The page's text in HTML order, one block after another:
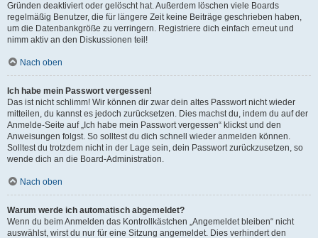
Gründen deaktiviert oder gelöscht hat. Außerdem löschen viele Boards
regelmäßig Benutzer, die für längere Zeit keine Beiträge geschrieben haben,
um die Datenbankgröße zu verringern. Registriere dich einfach erneut und
nimm aktiv an den Diskussionen teil!
Nach oben
Ich habe mein Passwort vergessen!
Das ist nicht schlimm! Wir können dir zwar dein altes Passwort nicht wieder
mitteilen, du kannst es jedoch zurücksetzen. Dies machst du, indem du auf der
Anmelde-Seite auf „Ich habe mein Passwort vergessen“ klickst und den
Anweisungen folgst. So solltest du dich schnell wieder anmelden können.
Solltest du trotzdem nicht in der Lage sein, dein Passwort zurückzusetzen, so
wende dich an die Board-Administration.
Nach oben
Warum werde ich automatisch abgemeldet?
Wenn du beim Anmelden das Kontrollkästchen „Angemeldet bleiben“ nicht
auswählst, wirst du nur für eine Sitzung angemeldet. Dies verhindert den